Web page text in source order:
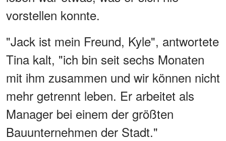
vorstellen konnte.
"Jack ist mein Freund, Kyle", antwortete
Tina kalt, "ich bin seit sechs Monaten
mit ihm zusammen und wir können nicht
mehr getrennt leben. Er arbeitet als
Manager bei einem der größten
Bauunternehmen der Stadt."